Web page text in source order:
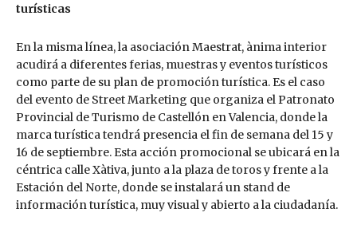
turísticas
En la misma línea, la asociación Maestrat, ànima interior
acudirá a diferentes ferias, muestras y eventos turísticos
como parte de su plan de promoción turística. Es el caso
del evento de Street Marketing que organiza el Patronato
Provincial de Turismo de Castellón en Valencia, donde la
marca turística tendrá presencia el fin de semana del 15 y
16 de septiembre. Esta acción promocional se ubicará en la
céntrica calle Xàtiva, junto a la plaza de toros y frente a la
Estación del Norte, donde se instalará un stand de
información turística, muy visual y abierto a la ciudadanía.